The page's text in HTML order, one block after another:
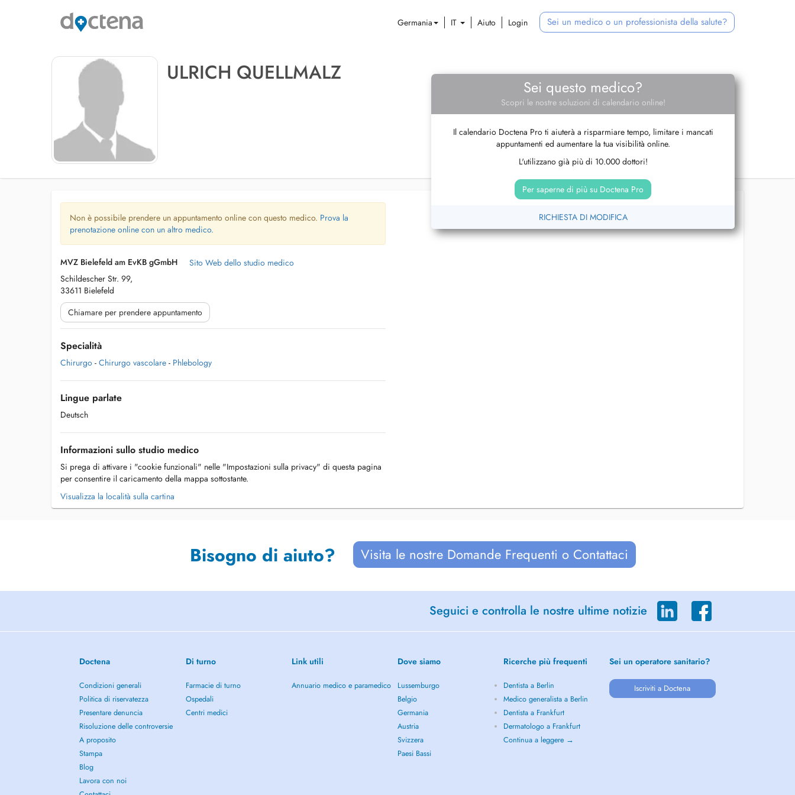
Germania IT Aiuto Login Sei un medico o un professionista della salute?
ULRICH QUELLMALZ
Sei questo medico?
Scopri le nostre soluzioni di calendario online!
Il calendario Doctena Pro ti aiuterà a risparmiare tempo, limitare i mancati
appuntamenti ed aumentare la tua visibilità online.
L'utilizzano già più di 10.000 dottori!
Per saperne di più su Doctena Pro
RICHIESTA DI MODIFICA
Non è possibile prendere un appuntamento online con questo medico. Prova la
prenotazione online con un altro medico.
MVZ Bielefeld am EvKB gGmbH
Schildescher Str. 99,
33611 Bielefeld
Sito Web dello studio medico
Chiamare per prendere appuntamento
Specialità
Chirurgo - Chirurgo vascolare - Phlebology
Lingue parlate
Deutsch
Informazioni sullo studio medico
Si prega di attivare i "cookie funzionali" nelle "Impostazioni sulla privacy" di questa pagina
per consentire il caricamento della mappa sottostante.
Visualizza la località sulla cartina
Bisogno di aiuto? Visita le nostre Domande Frequenti o Contattaci
Seguici e controlla le nostre ultime notizie
Doctena
Condizioni generali
Politica di riservatezza
Presentare denuncia
Risoluzione delle controversie
A proposito
Stampa
Blog
Lavora con noi
Di turno
Farmacie di turno
Ospedali
Centri medici
Link utili
Annuario medico e paramedico
Dove siamo
Lussemburgo
Belgio
Germania
Austria
Svizzera
Paesi Bassi
Ricerche più frequenti
Dentista a Berlin
Medico generalista a Berlin
Dentista a Frankfurt
Dermatologo a Frankfurt
Continua a leggere →
Sei un operatore sanitario?
Iscriviti a Doctena